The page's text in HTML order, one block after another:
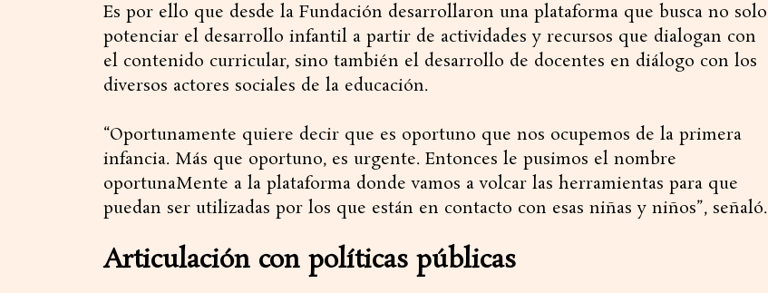
Es por ello que desde la Fundación desarrollaron una plataforma que busca no solo
potenciar el desarrollo infantil a partir de actividades y recursos que dialogan con
el contenido curricular, sino también el desarrollo de docentes en diálogo con los
diversos actores sociales de la educación.
“Oportunamente quiere decir que es oportuno que nos ocupemos de la primera
infancia. Más que oportuno, es urgente. Entonces le pusimos el nombre
oportunaMente a la plataforma donde vamos a volcar las herramientas para que
puedan ser utilizadas por los que están en contacto con esas niñas y niños”, señaló.
Articulación con políticas públicas